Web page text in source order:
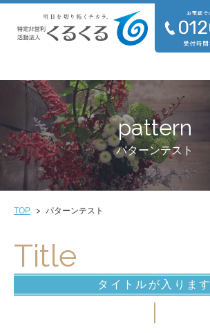
pattern
パターンテスト
TOP パターンテスト
Title
タイトルが入ります